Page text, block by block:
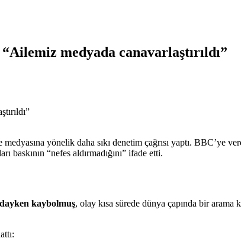
medyada canavarlaştırıldı”
yönelik daha sıkı denetim çağrısı yaptı. BBC’ye
baskının “nefes aldırmadığını” ifade etti.
kaybolmuş, olay kısa sürede dünya çapında bir arama